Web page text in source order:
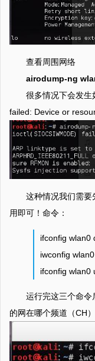
查看周围网络
airodump-ng
很多情况下会发生
failed: Device or
这种情况我们需
用即可！命令：
ifconfig wlan0
iwconfig
ifconfig wlan0
运行完这三个命
的网在哪个频道（CH